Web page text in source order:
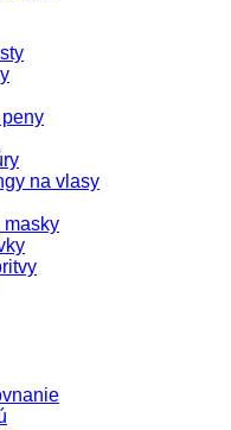
na vlasy
masky